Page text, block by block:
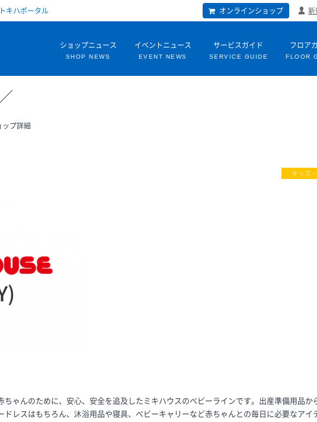
トキハポータル オンラインショップ 新
ショップニュース
SHOP NEWS
イベントニュース
EVENT NEWS
サービスガイド
SERVICE GUIDE
フロア
FLOOR
ップ詳細
キッズ
ゃんのために、安心、安全を追及したミキハウスのベビーラインです。出産準備用品か
ドレスはもちろん、沐浴用品や寝具、べビーキャリーなど赤ちゃんとの毎日に必要なアイ